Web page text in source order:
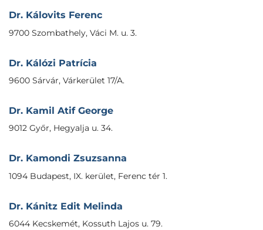
Dr. Kálovits Ferenc
9700 Szombathely, Váci M. u. 3.
Dr. Kálózi Patrícia
9600 Sárvár, Várkerület 17/A.
Dr. Kamil Atif George
9012 Győr, Hegyalja u. 34.
Dr. Kamondi Zsuzsanna
1094 Budapest, IX. kerület, Ferenc tér 1.
Dr. Kánitz Edit Melinda
6044 Kecskemét, Kossuth Lajos u. 79.